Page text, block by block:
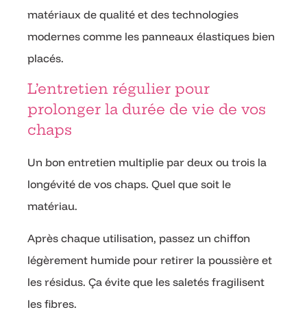
matériaux de qualité et des technologies
modernes comme les panneaux élastiques bien
placés.
L’entretien régulier pour
prolonger la durée de vie de vos
chaps
Un bon entretien multiplie par deux ou trois la
longévité de vos chaps. Quel que soit le
matériau.
Après chaque utilisation, passez un chiffon
légèrement humide pour retirer la poussière et
les résidus. Ça évite que les saletés fragilisent
les fibres.